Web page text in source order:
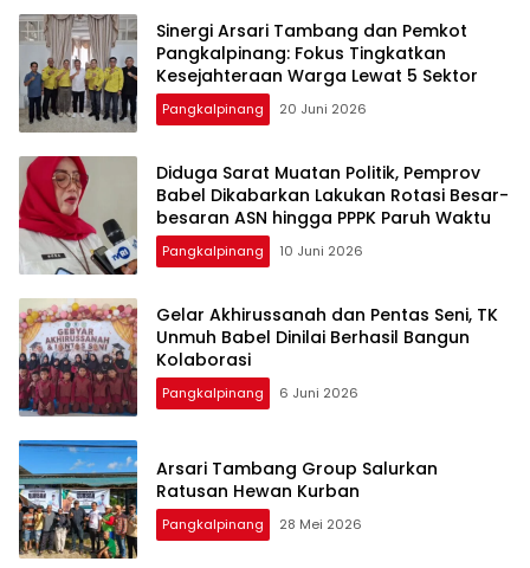
‎Sinergi Arsari Tambang dan Pemkot
Pangkalpinang: Fokus Tingkatkan
Pangkalpinang 20 Juni 2026
‎Diduga Sarat Muatan Politik, Pemprov
Babel Dikabarkan Lakukan Rotasi Besar-
Pangkalpinang 10 Juni 2026
‎Gelar Akhirussanah dan Pentas Seni, TK
Unmuh Babel Dinilai Berhasil Bangun
Pangkalpinang 6 Juni 2026
‎Arsari Tambang Group Salurkan
Ratusan Hewan Kurban
Pangkalpinang 28 Mei 2026